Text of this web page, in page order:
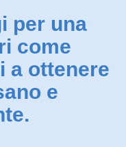
per una
come
a ottenere
e